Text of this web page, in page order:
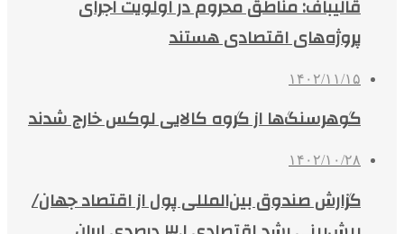
قالیباف: مناطق محروم در اولویت اجرای
پروژه‌های اقتصادی هستند
۱۴۰۲/۱۱/۱۵
گوهرسنگ‌ها از گروه کالایی لوکس خارج شدند
۱۴۰۲/۱۰/۲۸
گزارش صندوق بین‌المللی پول از اقتصاد جهان/